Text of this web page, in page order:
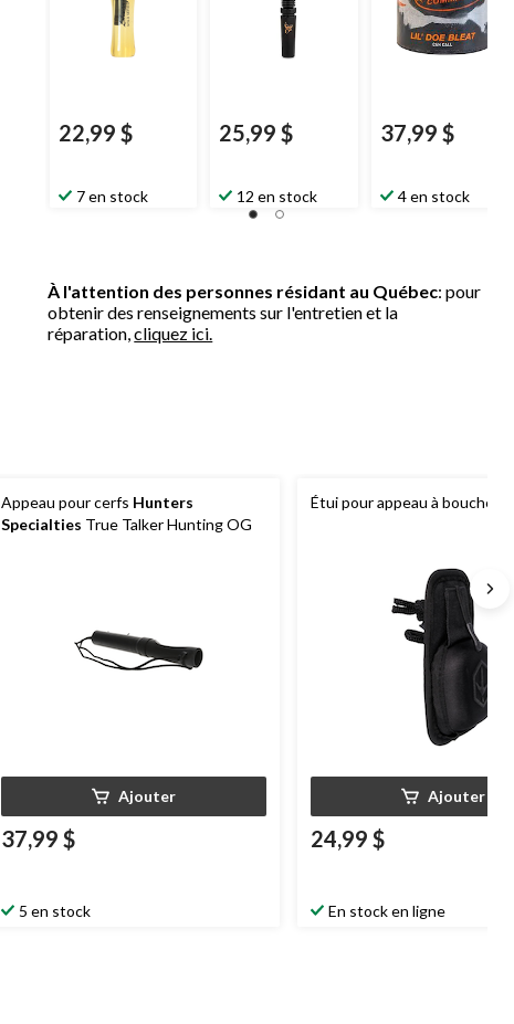
22,99 $
7 en stock
25,99 $
12 en stock
37,99 $
4 en stock
À l'attention des personnes résidant au Québec: pour
obtenir des renseignements sur l'entretien et la
réparation,cliquez ici.
Appeau pour cerfs Hunters
Specialties True Talker Hunting OG
Ajouter
37,99 $
5 en stock
Étui pour appeau à bouche
Ajouter
24,99 $
En stock en ligne